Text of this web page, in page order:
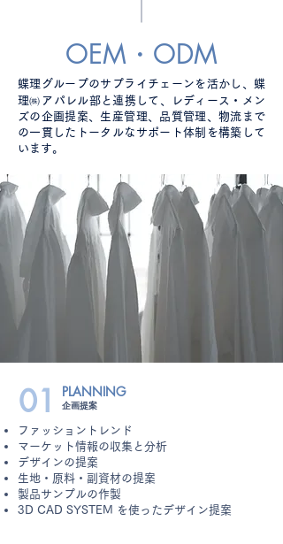
OEM・ODM
蝶理グループのサプライチェーンを活かし、蝶
理㈱ アパレル部と連携して、レディース・メン
ズの企画提案、生産管理、品質管理、物流まで
の一貫したトータルなサポート体制を構築して
います。
01 PLANNING
企画提案
ファッショントレンド
マーケット情報の収集と分析
デザインの提案
生地・原料・副資材の提案
製品サンプルの作製
3D CAD SYSTEM を使ったデザイン提案